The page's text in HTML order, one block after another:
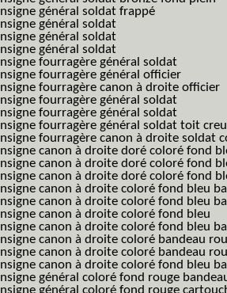
Insigne général soldat frappé
Insigne général soldat
Insigne général soldat
Insigne général soldat
Insigne fourragère général soldat
Insigne fourragère général officier
Insigne fourragère canon à droite officier
Insigne fourragère général soldat
Insigne fourragère général soldat
Insigne fourragère général soldat toit
Insigne fourragère canon à droite soldat
Insigne canon à droite doré coloré fond
Insigne canon à droite doré coloré fond
Insigne canon à droite doré coloré fond
Insigne canon à droite coloré fond bleu
Insigne canon à droite coloré fond bleu
Insigne canon à droite coloré fond bleu
Insigne canon à droite coloré fond bleu
Insigne canon à droite coloré bandeau
Insigne canon à droite coloré bandeau
Insigne canon à droite coloré fond bleu
Insigne général coloré fond rouge
Insigne général coloré fond rouge